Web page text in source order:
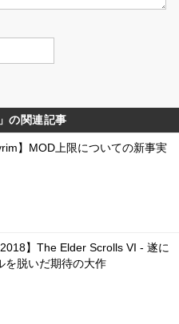
の関連記事
】MOD上限についての新事実
2018】The Elder Scrolls VI - 遂に
を脱いだ期待の大作